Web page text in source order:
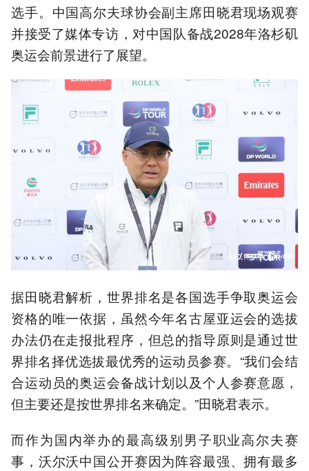
选手。中国高尔夫球协会副主席田晓君现场观赛
并接受了媒体专访，对中国队备战2028年洛杉矶
奥运会前景进行了展望。
据田晓君解析，世界排名是各国选手争取奥运会
资格的唯一依据，虽然今年名古屋亚运会的选拔
办法仍在走报批程序，但总的指导原则是通过世
界排名择优选拔最优秀的运动员参赛。“我们会结
合运动员的奥运会备战计划以及个人参赛意愿，
但主要还是按世界排名来确定。”田晓君表示。
而作为国内举办的最高级别男子职业高尔夫赛
事，沃尔沃中国公开赛因为阵容最强、拥有最多